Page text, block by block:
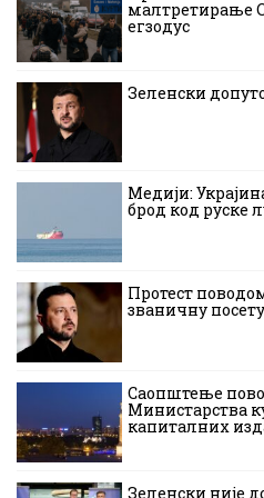
малтретирање
егзодус
Зеленски
Медији:
брод код руске
Протест
званичну
Саопштење
Министарства
капиталних
Зеленски није